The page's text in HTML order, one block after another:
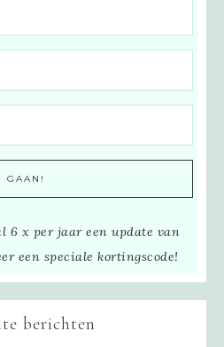
6 x per jaar een update van
een speciale kortingscode!
berichten